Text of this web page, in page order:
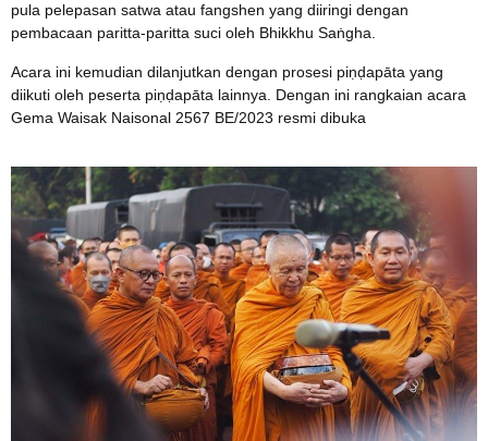
pula pelepasan satwa atau fangshen yang diiringi dengan
pembacaan paritta-paritta suci oleh Bhikkhu Saṅgha.
Acara ini kemudian dilanjutkan dengan prosesi piṇḍapāta yang
diikuti oleh peserta piṇḍapāta lainnya. Dengan ini rangkaian acara
Gema Waisak Naisonal 2567 BE/2023 resmi dibuka